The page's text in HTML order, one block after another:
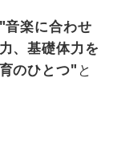
"音楽に合わせ
、基礎体力を
のひとつ" と